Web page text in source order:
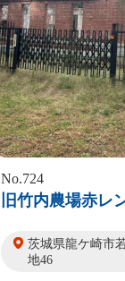
No.724
旧竹内農場赤レ
茨城県龍ケ崎市
地46